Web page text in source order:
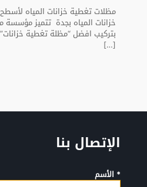
مظلات تغطية خزانات المياه
خزانات المياه بجدة تتميز
بتركيب افضل “مظلة تغطية
[…]
الإتصال بنا
* الأسم